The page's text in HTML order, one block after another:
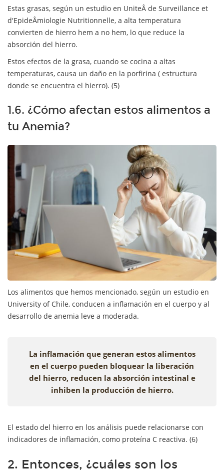
Estas grasas, según un estudio en UniteÂ de Surveillance et
d'EpideÂmiologie Nutritionnelle, a alta temperatura
convierten de hierro hem a no hem, lo que reduce la
absorción del hierro.
Estos efectos de la grasa, cuando se cocina a altas
temperaturas, causa un daño en la porfirina ( estructura
donde se encuentra el hierro). (5)
1.6. ¿Cómo afectan estos alimentos a
tu Anemia?
Los alimentos que hemos mencionado, según un estudio en
University of Chile, conducen a inflamación en el cuerpo y al
desarrollo de anemia leve a moderada.
La inflamación que generan estos alimentos
en el cuerpo pueden bloquear la liberación
del hierro, reducen la absorción intestinal e
inhiben la producción de hierro.
El estado del hierro en los análisis puede relacionarse con
indicadores de inflamación, como proteína C reactiva. (6)
2. Entonces, ¿cuáles son los